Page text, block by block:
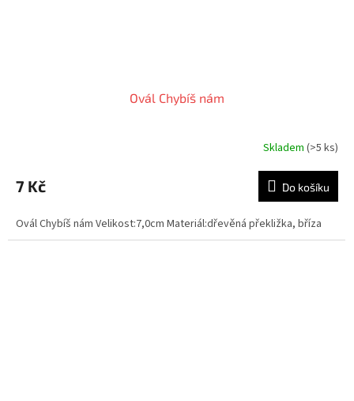
Ovál Chybíš nám
Skladem (>5 ks)
7 Kč Do košíku
Ovál Chybíš nám Velikost:7,0cm Materiál:dřevěná překližka, bříza